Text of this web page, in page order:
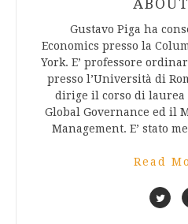
Gustavo Piga ha
Economics presso la
York. E’ professore
presso l’Università di
dirige il corso di
Global Governance ed il
Management. E’ stato
Read